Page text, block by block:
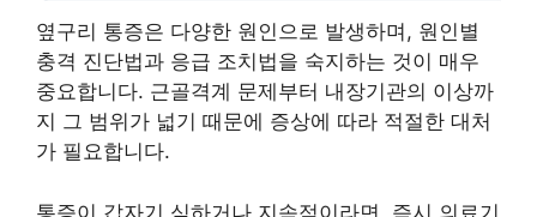
옆구리 통증은 다양한 원인으로 발생하며, 원인별
충격 진단법과 응급 조치법을 숙지하는 것이 매우
중요합니다. 근골격계 문제부터 내장기관의 이상까
지 그 범위가 넓기 때문에 증상에 따라 적절한 대처
가 필요합니다.
통증이 갑자기 심하거나 지속적이라면, 즉시 의료기